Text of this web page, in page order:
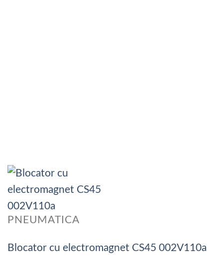
PNEUMATICA
Blocator cu electromagnet CS45 002V110a